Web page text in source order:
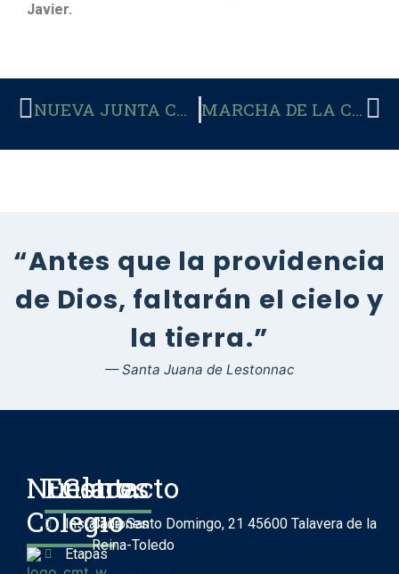
Javier.
NUEVA JUNTA CM SAN JOSÉ MARCHA DE LA CM AL SANTUARIO DE SAN JOSÉ Y LA BASÍLICA DEL PRADO
“Antes que la providencia
de Dios, faltarán el cielo y
la tierra.”
— Santa Juana de Lestonnac
Nuestro
Colegio
Enlaces
Instalaciones
Etapas
Contacto
Calle Santo Domingo, 21 45600 Talavera de la
Reina-Toledo